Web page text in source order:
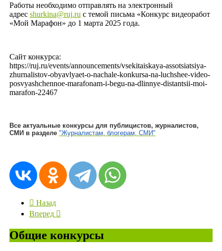
Работы необходимо отправлять на электронный
адрес shurkina@ruj.ru с темой письма «Конкурс видеоработ
«Мой Марафон» до 1 марта 2025 года.
Сайт конкурса:
https://ruj.ru/events/announcements/vsekitaiskaya-assotsiatsiya-
zhurnalistov-obyavlyaet-o-nachale-konkursa-na-luchshee-video-
posvyashchennoe-marafonam-i-begu-na-dlinnye-distantsii-moi-
marafon-22467
Все актуальные конкурсы для публицистов, журналистов,
СМИ в разделе "Журналистам, блогерам, СМИ"
Назад
Вперед
Общие конкурсы